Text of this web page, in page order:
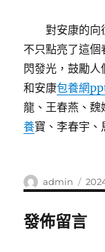
對安康的向
不只點亮了這個
閃發光，鼓勵
和安康包養網
龍、王春燕、魏
養寶、李春宇、
作
者
admin
發
佈
發佈留言